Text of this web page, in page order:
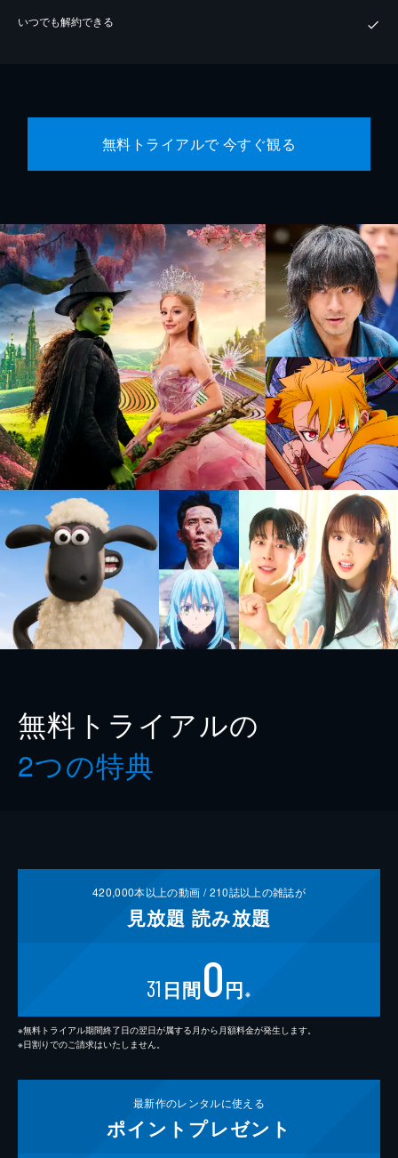
いつでも解約できる
無料トライアルで 今すぐ観る
無料トライアルの
2つの特典
420,000本以上の動画 /210誌以上の雑誌が
見放題 読み放題
31 日間0円 ※
※無料トライアル期間終了日の翌日が属する月から月額料金が発生します。
※日割りでのご請求はいたしません。
最新作のレンタルに使える
ポイント プレゼント